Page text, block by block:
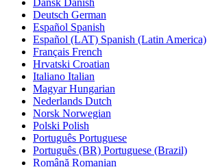
Dansk Danish
Deutsch German
Español Spanish
Español (LAT) Spanish (Latin America)
Français French
Hrvatski Croatian
Italiano Italian
Magyar Hungarian
Nederlands Dutch
Norsk Norwegian
Polski Polish
Português Portuguese
Português (BR) Portuguese (Brazil)
Română Romanian